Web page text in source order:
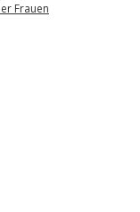
Frauen